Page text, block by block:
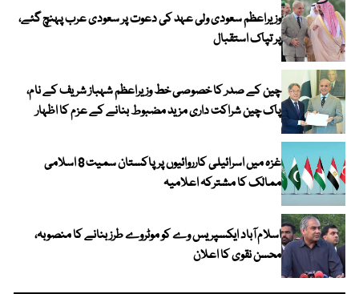
وزیراعظم سعودی ولی عہد کی دعوت پر سعودی عرب پہنچ گئے،
پر تپاک استقبال
چین کے صدر کا خصوصی خط وزیراعظم شہباز شریف کے نام،
پاک چین شراکت داری مزید مضبوط بنانے کے عزم کا اظہار
غزہ میں اسرائیلی کارروائیوں پر پاکستان سمیت 8 اسلامی
ممالک کا مشترکہ اعلامیہ
اسلام آباد ایکسپریس وے کو موٹروے طرز بنانے کا منصوبہ،
محسن نقوی کا اعلان